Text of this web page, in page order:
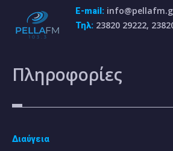
E-mail:
Τηλ: 23820 29222,
Πληροφορίες
Διαύγεια